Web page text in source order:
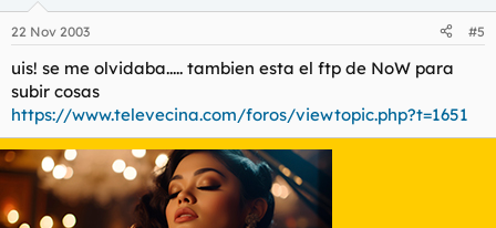
22 Nov 2003 #5
uis! se me olvidaba..... tambien esta el ftp de NoW para
subir cosas
https://www.televecina.com/foros/viewtopic.php?t=1651